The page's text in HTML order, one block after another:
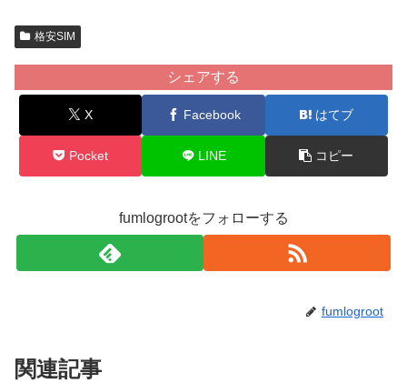
格安SIM
シェアする
X Facebook はてブ
Pocket LINE コピー
fumlogrootをフォローする
fumlogroot
関連記事